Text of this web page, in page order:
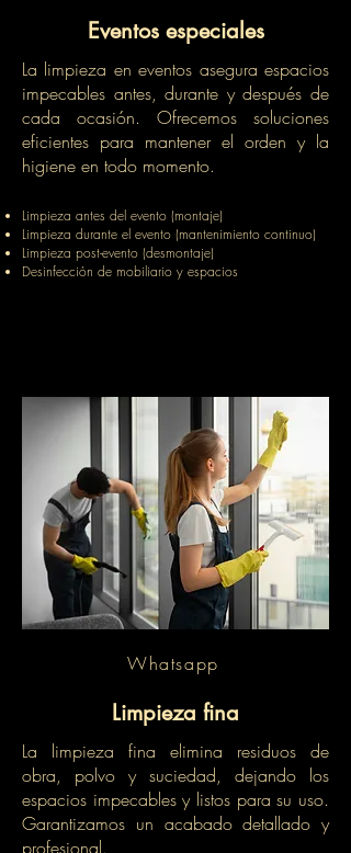
Eventos especiales
La limpieza en eventos asegura espacios
impecables antes, durante y después de
cada ocasión. Ofrecemos soluciones
eficientes para mantener el orden y la
higiene en todo momento.
Limpieza antes del evento (montaje)
Limpieza durante el evento (mantenimiento continuo)
Limpieza post-evento (desmontaje)
Desinfección de mobiliario y espacios
Whatsapp
Limpieza fina
La limpieza fina elimina residuos de
obra, polvo y suciedad, dejando los
espacios impecables y listos para su uso.
Garantizamos un acabado detallado y
profesional.